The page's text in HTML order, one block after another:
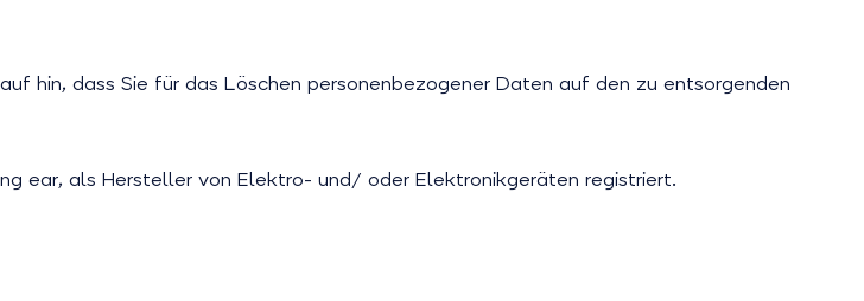
hin, dass Sie für das Löschen personenbezogener Daten auf den zu entsorgenden
ear, als Hersteller von Elektro- und/ oder Elektronikgeräten registriert.